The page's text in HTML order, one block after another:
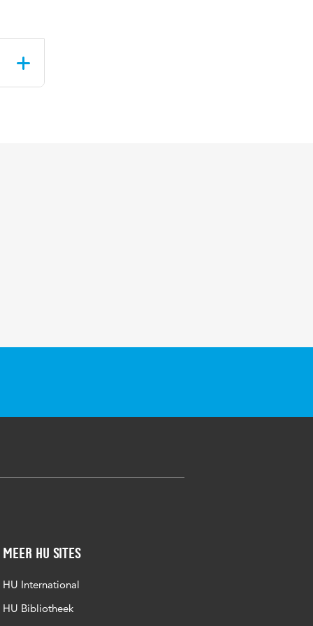
Meer HU sites
HU International
HU Bibliotheek